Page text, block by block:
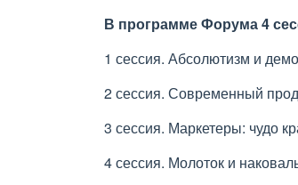
В программе Форума 4
1 сессия. Абсолютизм и
2 сессия. Современный
3 сессия. Маркетеры: чудо
4 сессия. Молоток и